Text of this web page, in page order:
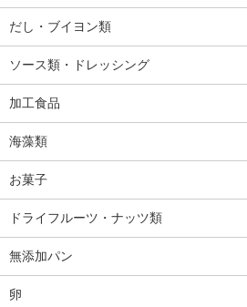
だし・ブイヨン類
ソース類・ドレッシング
加工食品
海藻類
お菓子
ドライフルーツ・ナッツ類
無添加パン
卵